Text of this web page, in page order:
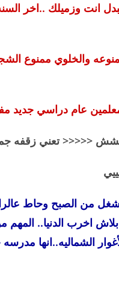
انت وزميلك ..اخر
والخلوي ممنوع
عام دراسي جديد
تعني زقفه
من الصبح وحاط
بلاش اخرب الدنيا..